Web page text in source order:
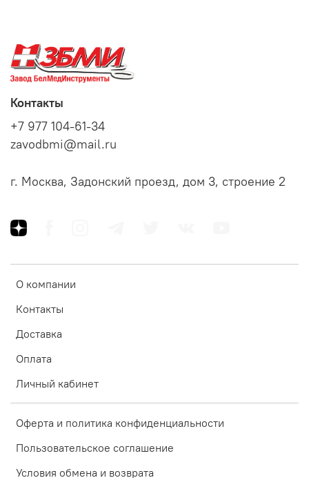
О компании
Контакты
Доставка
Оплата
Личный кабинет
Оферта и политика конфиденциальности
Пользовательское соглашение
Условия обмена и возврата
Контакты
+7 977 104-61-34
zavodbmi@mail.ru
г. Москва, Задонский проезд, дом 3, строение 2